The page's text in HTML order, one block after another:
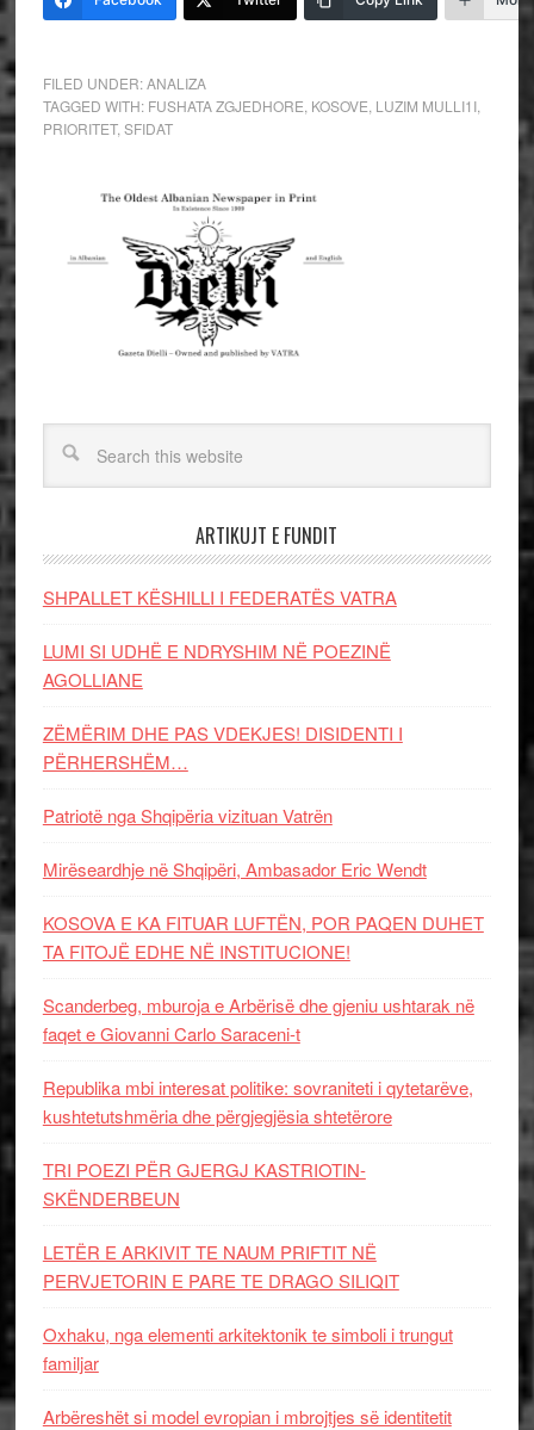
FILED UNDER:ANALIZA
TAGGED WITH: FUSHATA ZGJEDHORE KOSOVE LUZIM MULLI1I,
PRIORITET, SFIDAT
ARTIKUJT E FUNDIT
SHPALLET KËSHILLI I FEDERATËS VATRA
LUMI SI UDHË E NDRYSHIM NË POEZINË
AGOLLIANE
ZËMËRIM DHE PAS VDEKJES! DISIDENTI I
PËRHERSHËM…
Patriotë nga Shqipëria vizituan Vatrën
Mirëseardhje në Shqipëri, Ambasador Eric Wendt
KOSOVA E KA FITUAR LUFTËN, POR PAQEN DUHET
TA FITOJË EDHE NË INSTITUCIONE!
Scanderbeg, mburoja e Arbërisë dhe gjeniu ushtarak në
faqet e Giovanni Carlo Saraceni-t
Republika mbi interesat politike: sovraniteti i qytetarëve,
kushtetutshmëria dhe përgjegjësia shtetërore
TRI POEZI PËR GJERGJ KASTRIOTIN-
SKËNDERBEUN
LETËR E ARKIVIT TE NAUM PRIFTIT NË
PERVJETORIN E PARE TE DRAGO SILIQIT
Oxhaku, nga elementi arkitektonik te simboli i trungut
familjar
Arbëreshët si model evropian i mbrojtjes së identitetit